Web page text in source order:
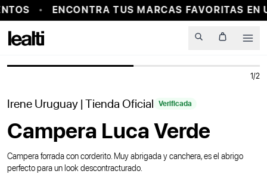
ENCONTRA TUS MARCAS FAVORITAS EN
PROBADOR VIRTUAL
1/2
Irene Uruguay | Tienda Oficial Verificada
Campera Luca Verde
Campera forrada con corderito. Muy abrigada y canchera, es el abrigo
perfecto para un look descontracturado.